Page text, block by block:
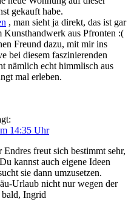
gekauft habe.
, man sieht ja direkt, das ist gar
aus Pfronten :(
Freund dazu, mit mir ins
bei diesem faszinierenden
nämlich echt himmlisch aus
mal erleben.
14:35 Uhr
freut sich bestimmt sehr,
kannst auch eigene Ideen
sie dann umzusetzen.
Urlaub nicht nur wegen der
Ingrid